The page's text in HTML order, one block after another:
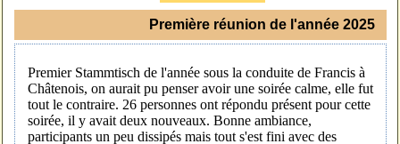
Première réunion de l'année 2025
Premier Stammtisch de l'année sous la conduite de Francis à
Châtenois, on aurait pu penser avoir une soirée calme, elle fut
tout le contraire. 26 personnes ont répondu présent pour cette
soirée, il y avait deux nouveaux. Bonne ambiance,
participants un peu dissipés mais tout s'est fini avec des